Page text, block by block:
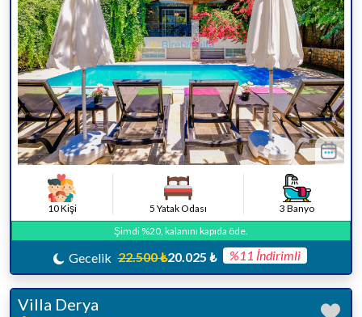
10 Kişi 5 Yatak Odası
3 Banyo
Şimdi %20, kalanını kapıda öde.
Gecelik 22.500 ₺20.025 ₺ %11 İndirimli
Villa Derya